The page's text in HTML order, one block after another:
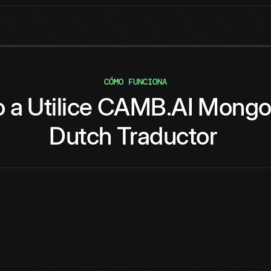
CÓMO FUNCIONA
a Utilice CAMB.AI
Dutch Traductor